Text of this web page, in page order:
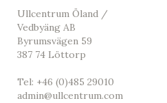
Ullcentrum Öland /
Vedbyäng AB
Byrumsvägen 59
387 74 Löttorp
Tel: +46 (0)485 29010
admin@ullcentrum.com